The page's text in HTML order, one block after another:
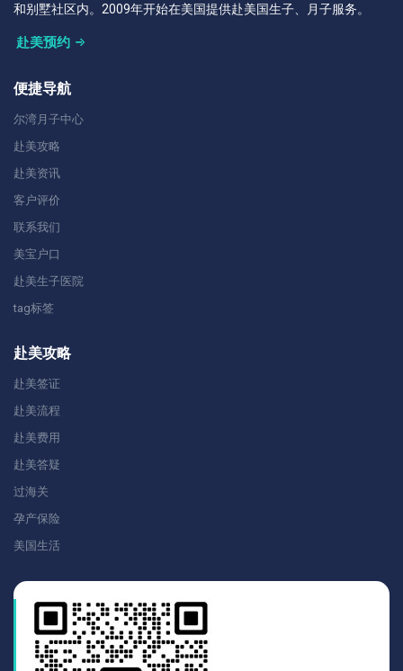
和别墅社区内。2009年开始在美国提供赴美国生子、月子服务。
赴美预约
便捷导航
尔湾月子中心
赴美攻略
赴美资讯
客户评价
联系我们
美宝户口
赴美生子医院
tag标签
赴美攻略
赴美签证
赴美流程
赴美费用
赴美答疑
过海关
孕产保险
美国生活